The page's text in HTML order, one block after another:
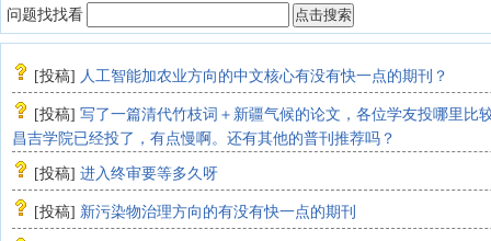
问题找找看
[投稿] 人工智能加农业方向的中文核心有没有快一点的期刊？
[投稿] 写了一篇清代竹枝词＋新疆气候的论文，各位学友投哪里比
昌吉学院已经投了，有点慢啊。还有其他的普刊推荐吗？
[投稿] 进入终审要等多久呀
[投稿] 新污染物治理方向的有没有快一点的期刊